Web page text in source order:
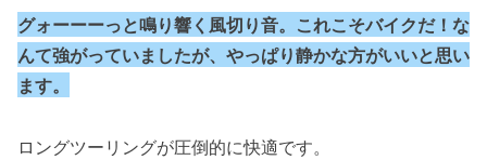
グォーーーっと鳴り響く風切り音。これこそバイクだ！な
んて強がっていましたが、やっぱり静かな方がいいと思い
ます。
ロングツーリングが圧倒的に快適です。